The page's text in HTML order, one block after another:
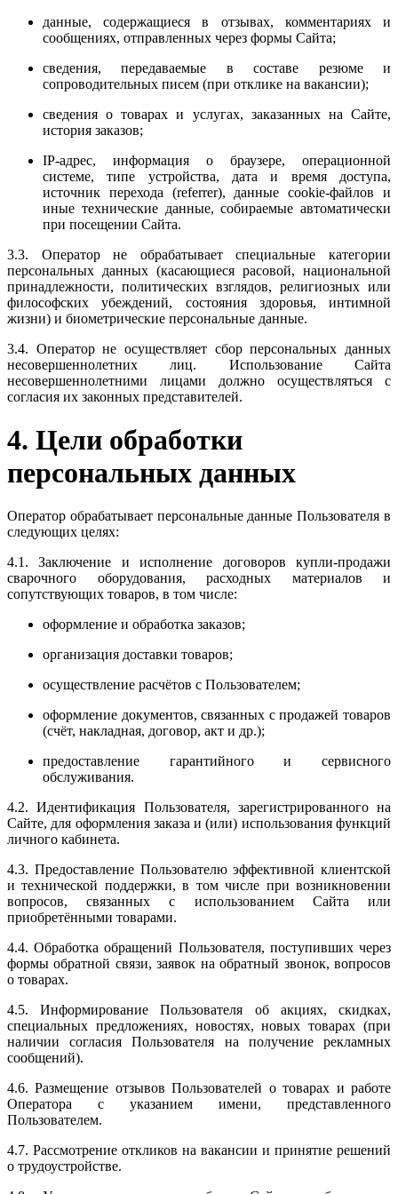
данные, содержащиеся в отзывах, комментариях и
сообщениях, отправленных через формы Сайта;
сведения, передаваемые в составе резюме и
сопроводительных писем (при отклике на вакансии);
сведения о товарах и услугах, заказанных на Сайте,
история заказов;
IP-адрес, информация о браузере, операционной
системе, типе устройства, дата и время доступа,
источник перехода (referrer), данные cookie-файлов и
иные технические данные, собираемые автоматически
при посещении Сайта.
3.3. Оператор не обрабатывает специальные категории
персональных данных (касающиеся расовой, национальной
принадлежности, политических взглядов, религиозных или
философских убеждений, состояния здоровья, интимной
жизни) и биометрические персональные данные.
3.4. Оператор не осуществляет сбор персональных данных
несовершеннолетних лиц. Использование Сайта
несовершеннолетними лицами должно осуществляться с
согласия их законных представителей.
4. Цели обработки
персональных данных
Оператор обрабатывает персональные данные Пользователя в
следующих целях:
4.1. Заключение и исполнение договоров купли-продажи
сварочного оборудования, расходных материалов и
сопутствующих товаров, в том числе:
оформление и обработка заказов;
организация доставки товаров;
осуществление расчётов с Пользователем;
оформление документов, связанных с продажей товаров
(счёт, накладная, договор, акт и др.);
предоставление гарантийного и сервисного
обслуживания.
4.2. Идентификация Пользователя, зарегистрированного на
Сайте, для оформления заказа и (или) использования функций
личного кабинета.
4.3. Предоставление Пользователю эффективной клиентской
и технической поддержки, в том числе при возникновении
вопросов, связанных с использованием Сайта или
приобретёнными товарами.
4.4. Обработка обращений Пользователя, поступивших через
формы обратной связи, заявок на обратный звонок, вопросов
о товарах.
4.5. Информирование Пользователя об акциях, скидках,
специальных предложениях, новостях, новых товарах (при
наличии согласия Пользователя на получение рекламных
сообщений).
4.6. Размещение отзывов Пользователей о товарах и работе
Оператора с указанием имени, представленного
Пользователем.
4.7. Рассмотрение откликов на вакансии и принятие решений
о трудоустройстве.